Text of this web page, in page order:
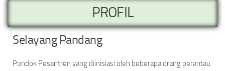
PROFIL
Selayang Pandang
Pondok Pesantren yang diinisiasi oleh beberapa orang perantau